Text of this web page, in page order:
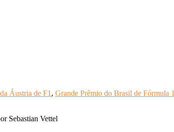
Áustria de F1 , Grande Prêmio do Brasil de Fórmula 1
Sebastian Vettel